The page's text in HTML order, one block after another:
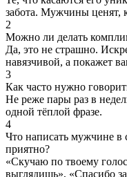
забота. Мужчины ценят,
2
Можно ли делать
Да, это не страшно.
навязчивой, а покажет
3
Как часто нужно
Не реже пары раз в
одной тёплой фразе.
4
Что написать мужчине
приятно?
«Скучаю по твоему
выглядишь», «Спасибо